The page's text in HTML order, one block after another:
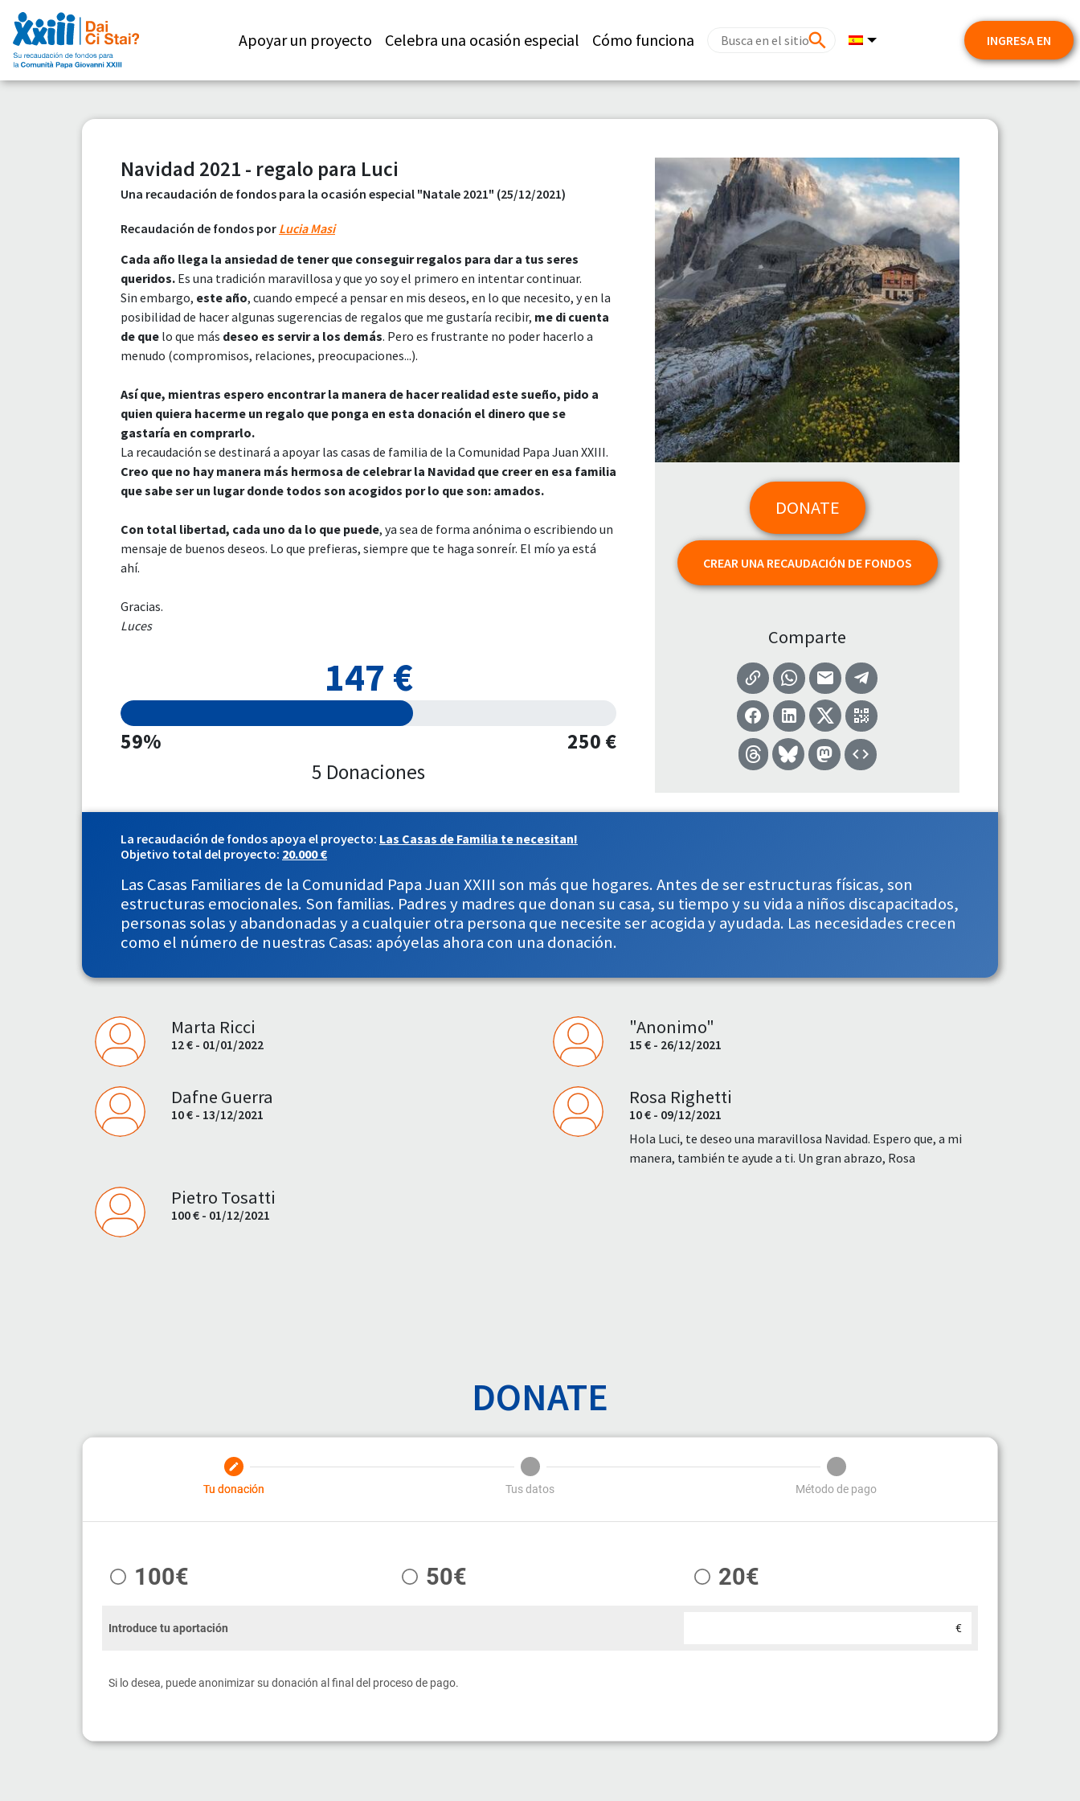
Apoyar un proyecto Celebra una ocasión especial Cómo funciona INGRESA EN
Navidad 2021 - regalo para Luci
Una recaudación de fondos para la ocasión especial "Natale 2021" (25/12/2021)
Recaudación de fondos por Lucia Masi
Cada año llega la ansiedad de tener que conseguir regalos para dar a tus seres
queridos. Es una tradición maravillosa y que yo soy el primero en intentar continuar.
Sin embargo, este año, cuando empecé a pensar en mis deseos, en lo que necesito, y en la
posibilidad de hacer algunas sugerencias de regalos que me gustaría recibir, me di cuenta
de que lo que más deseo es servir a los demás. Pero es frustrante no poder hacerlo a
menudo (compromisos, relaciones, preocupaciones...).
Así que, mientras espero encontrar la manera de hacer realidad este sueño, pido a
quien quiera hacerme un regalo que ponga en esta donación el dinero que se
gastaría en comprarlo.
La recaudación se destinará a apoyar las casas de familia de la Comunidad Papa Juan XXIII.
Creo que no hay manera más hermosa de celebrar la Navidad que creer en esa familia
que sabe ser un lugar donde todos son acogidos por lo que son: amados.
Con total libertad, cada uno da lo que puede, ya sea de forma anónima o escribiendo un
mensaje de buenos deseos. Lo que prefieras, siempre que te haga sonreír. El mío ya está
ahí.
Gracias.
Luces
147 €
59%
250 €
5 Donaciones
DONATE
CREAR UNA RECAUDACIÓN DE FONDOS
Comparte
La recaudación de fondos apoya el proyecto: Las Casas de Familia te necesitan!
Objetivo total del proyecto: 20.000 €
Las Casas Familiares de la Comunidad Papa Juan XXIII son más que hogares. Antes de ser estructuras físicas, son
estructuras emocionales. Son familias. Padres y madres que donan su casa, su tiempo y su vida a niños discapacitados,
personas solas y abandonadas y a cualquier otra persona que necesite ser acogida y ayudada. Las necesidades crecen
como el número de nuestras Casas: apóyelas ahora con una donación.
Marta Ricci
12 € - 01/01/2022
"Anonimo"
15 € - 26/12/2021
Dafne Guerra
10 € - 13/12/2021
Rosa Righetti
10 € - 09/12/2021
Hola Luci, te deseo una maravillosa Navidad. Espero que, a mi
manera, también te ayude a ti. Un gran abrazo, Rosa
Pietro Tosatti
100 € - 01/12/2021
DONATE